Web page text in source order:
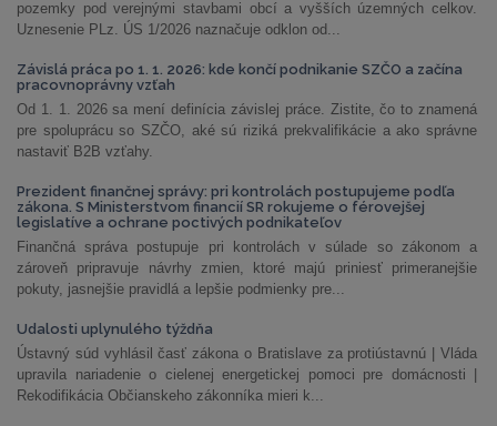
pozemky pod verejnými stavbami obcí a vyšších územných celkov.
Uznesenie PLz. ÚS 1/2026 naznačuje odklon od...
Závislá práca po 1. 1. 2026: kde končí podnikanie SZČO a začína
pracovnoprávny vzťah
Od 1. 1. 2026 sa mení definícia závislej práce. Zistite, čo to znamená
pre spoluprácu so SZČO, aké sú riziká prekvalifikácie a ako správne
nastaviť B2B vzťahy.
Prezident finančnej správy: pri kontrolách postupujeme podľa
zákona. S Ministerstvom financií SR rokujeme o férovejšej
legislatíve a ochrane poctivých podnikateľov
Finančná správa postupuje pri kontrolách v súlade so zákonom a
zároveň pripravuje návrhy zmien, ktoré majú priniesť primeranejšie
pokuty, jasnejšie pravidlá a lepšie podmienky pre...
Udalosti uplynulého týždňa
Ústavný súd vyhlásil časť zákona o Bratislave za protiústavnú | Vláda
upravila nariadenie o cielenej energetickej pomoci pre domácnosti |
Rekodifikácia Občianskeho zákonníka mieri k...